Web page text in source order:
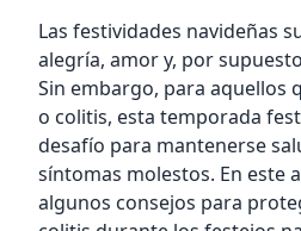
Las festividades navideñas
alegría, amor y, por
Sin embargo, para aquellos
o colitis, esta temporada
desafío para mantenerse
síntomas molestos. En este
algunos consejos para